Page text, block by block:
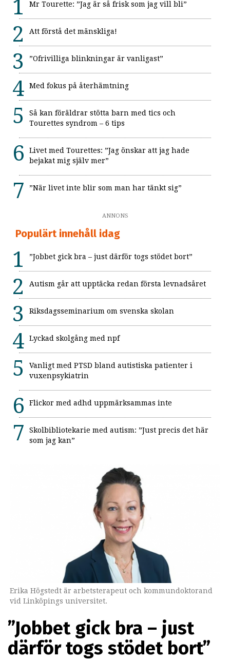
Mr Tourette: ”Jag är så frisk som jag vill bli”
Att förstå det mänskliga!
”Ofrivilliga blinkningar är vanligast”
Med fokus på återhämtning
Så kan föräldrar stötta barn med tics och
Tourettes syndrom – 6 tips
Livet med Tourettes: ”Jag önskar att jag hade
bejakat mig själv mer”
”När livet inte blir som man har tänkt sig”
ANNONS
Populärt innehåll idag
”Jobbet gick bra – just därför togs stödet bort”
Autism går att upptäcka redan första levnadsåret
Riksdagsseminarium om svenska skolan
Lyckad skolgång med npf
Vanligt med PTSD bland autistiska patienter i
vuxenpsykiatrin
Flickor med adhd uppmärksammas inte
Skolbibliotekarie med autism: ”Just precis det här
som jag kan”
Erika Högstedt är arbetsterapeut och kommundoktorand
vid Linköpings universitet.
”Jobbet gick bra – just
därför togs stödet bort”